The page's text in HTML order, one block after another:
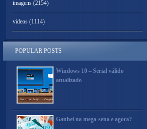
imagens (2154)
videos (1114)
POPULAR POSTS
Windows 10 – Serial válido
atualizado
Ganhei na mega-sena e agora?